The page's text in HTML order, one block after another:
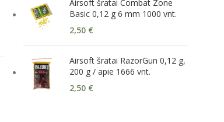
Airsoft šratai Combat Zone
Basic 0,12 g 6 mm 1000 vnt.
2,50 €
Airsoft šratai RazorGun 0,12 g,
200 g / apie 1666 vnt.
2,50 €